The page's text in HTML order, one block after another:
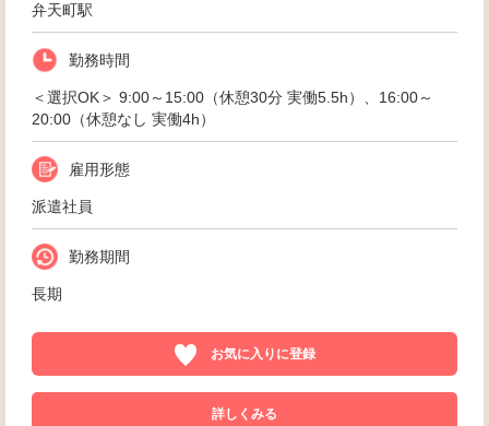
弁天町駅
勤務時間
＜選択OK＞ 9:00～15:00（休憩30分 実働5.5h）、16:00～
20:00（休憩なし 実働4h）
雇用形態
派遣社員
勤務期間
長期
お気に入りに登録
詳しくみる